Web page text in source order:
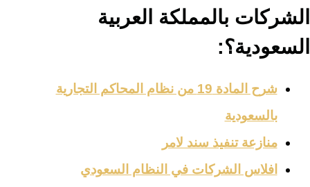
الشركات بالمملكة العربية
السعودية؟:
شرح المادة 19 من نظام المحاكم التجارية
بالسعودية
منازعة تنفيذ سند لامر
افلاس الشركات في النظام السعودي